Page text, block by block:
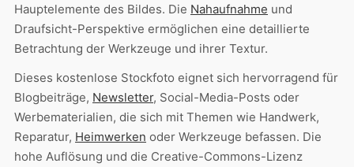
Hauptelemente des Bildes. Die Nahaufnahme und
Draufsicht-Perspektive ermöglichen eine detaillierte
Betrachtung der Werkzeuge und ihrer Textur.
Dieses kostenlose Stockfoto eignet sich hervorragend für
Blogbeiträge, Newsletter, Social-Media-Posts oder
Werbematerialien, die sich mit Themen wie Handwerk,
Reparatur, Heimwerken oder Werkzeuge befassen. Die
hohe Auflösung und die Creative-Commons-Lizenz